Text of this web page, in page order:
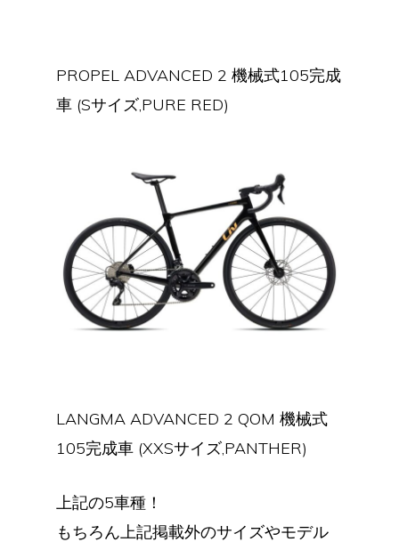
PROPEL ADVANCED 2 機械式105完成
車 (Sサイズ,PURE RED)
LANGMA ADVANCED 2 QOM 機械式
105完成車 (XXSサイズ,PANTHER)
上記の5車種！
もちろん上記掲載外のサイズやモデル